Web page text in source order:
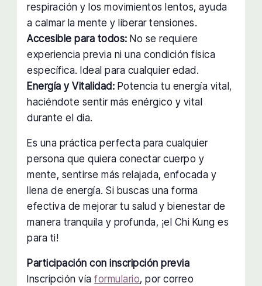
respiración y los movimientos lentos, ayuda
a calmar la mente y liberar tensiones.
Accesible para todos: No se requiere
experiencia previa ni una condición física
específica. Ideal para cualquier edad.
Energía y Vitalidad: Potencia tu energía vital,
haciéndote sentir más enérgico y vital
durante el día.
Es una práctica perfecta para cualquier
persona que quiera conectar cuerpo y
mente, sentirse más relajada, enfocada y
llena de energía. Si buscas una forma
efectiva de mejorar tu salud y bienestar de
manera tranquila y profunda, ¡el Chi Kung es
para ti!
Participación con inscripción previa
Inscripción víaformulario, por correo